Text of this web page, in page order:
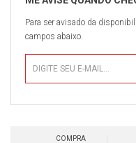
Para ser avisado da
campos abaixo.
COMPRA